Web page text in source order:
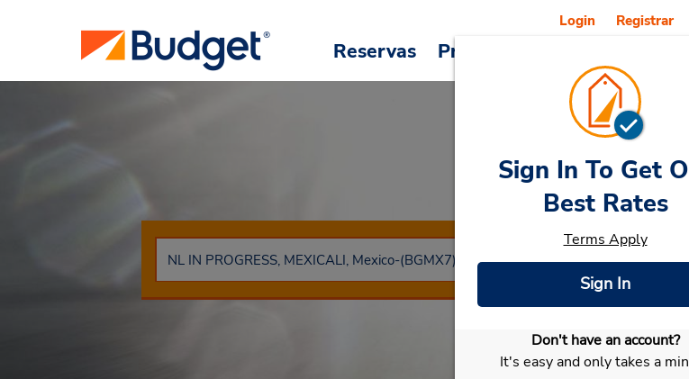
Reservas Promoções Veículos e
Login Registrar
Car Rental
Selecionar meu carro
Sign In To Get
Best Rates
Terms Apply
Sign In
Don't have an account?
It's easy and only takes a